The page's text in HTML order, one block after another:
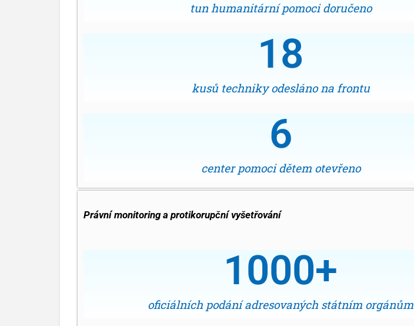
tun humanitární pomoci doručeno
kusů techniky odesláno na frontu
18
center pomoci dětem otevřeno
6
Právní monitoring a protikorupční vyšetřování
oficiálních podání adresovaných státním orgánům
1000+